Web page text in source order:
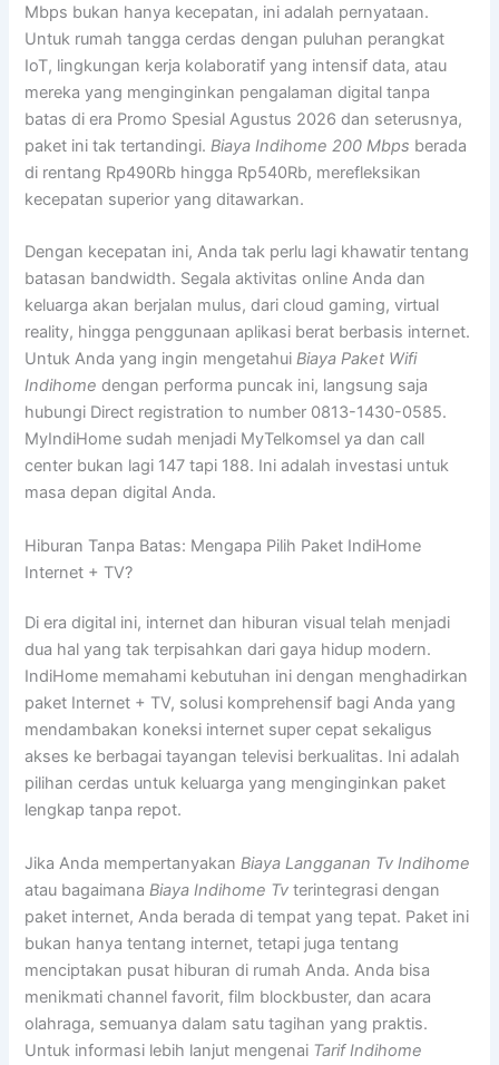
Mbps bukan hanya kecepatan, ini adalah pernyataan.
Untuk rumah tangga cerdas dengan puluhan perangkat
IoT, lingkungan kerja kolaboratif yang intensif data, atau
mereka yang menginginkan pengalaman digital tanpa
batas di era Promo Spesial Agustus 2026 dan seterusnya,
paket ini tak tertandingi.Biaya Indihome 200 Mbps berada
di rentang Rp490Rb hingga Rp540Rb, merefleksikan
kecepatan superior yang ditawarkan.
Dengan kecepatan ini, Anda tak perlu lagi khawatir tentang
batasan bandwidth. Segala aktivitas online Anda dan
keluarga akan berjalan mulus, dari cloud gaming, virtual
reality, hingga penggunaan aplikasi berat berbasis internet.
Untuk Anda yang ingin mengetahuiBiaya Paket Wifi
Indihome dengan performa puncak ini, langsung saja
hubungi Direct registration to number 0813-1430-0585.
MyIndiHome sudah menjadi MyTelkomsel ya dan call
center bukan lagi 147 tapi 188. Ini adalah investasi untuk
masa depan digital Anda.
Hiburan Tanpa Batas: Mengapa Pilih Paket IndiHome
Internet + TV?
Di era digital ini, internet dan hiburan visual telah menjadi
dua hal yang tak terpisahkan dari gaya hidup modern.
IndiHome memahami kebutuhan ini dengan menghadirkan
paket Internet + TV, solusi komprehensif bagi Anda yang
mendambakan koneksi internet super cepat sekaligus
akses ke berbagai tayangan televisi berkualitas. Ini adalah
pilihan cerdas untuk keluarga yang menginginkan paket
lengkap tanpa repot.
Jika Anda mempertanyakanBiaya Langganan Tv Indihome
atau bagaimanaBiaya Indihome Tv terintegrasi dengan
paket internet, Anda berada di tempat yang tepat. Paket ini
bukan hanya tentang internet, tetapi juga tentang
menciptakan pusat hiburan di rumah Anda. Anda bisa
menikmati channel favorit, film blockbuster, dan acara
olahraga, semuanya dalam satu tagihan yang praktis.
Untuk informasi lebih lanjut mengenai Tarif Indihome